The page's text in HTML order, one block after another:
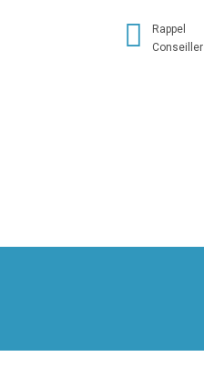
Rappel
Conseiller